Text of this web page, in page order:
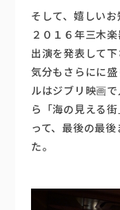
そして、嬉しい
２０１６年三木
出演を発表して下
気分もさらにに
ルはジブリ映画
ら「海の見える
って、最後の最
た。